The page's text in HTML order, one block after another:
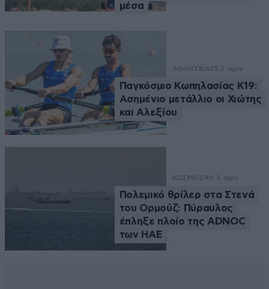
μέσα
ΑΘΛΗΤΙΚΑ35 λ. πριν
Παγκόσμιο Κωπηλασίας Κ19:
Ασημένιο μετάλλιο οι Χιώτης
και Αλεξίου
ΚΟΣΜΟΣ40 λ. πριν
Πολεμικό θρίλερ στα Στενά
του Ορμούζ: Πύραυλος
έπληξε πλοίο της ADNOC
των ΗΑΕ